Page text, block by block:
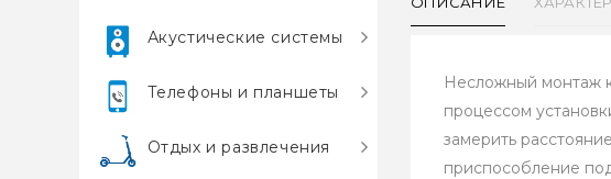
Акустические системы
Телефоны и планшеты
Отдых и развлечения
Несложный монтаж
процессом
замерить
приспособление